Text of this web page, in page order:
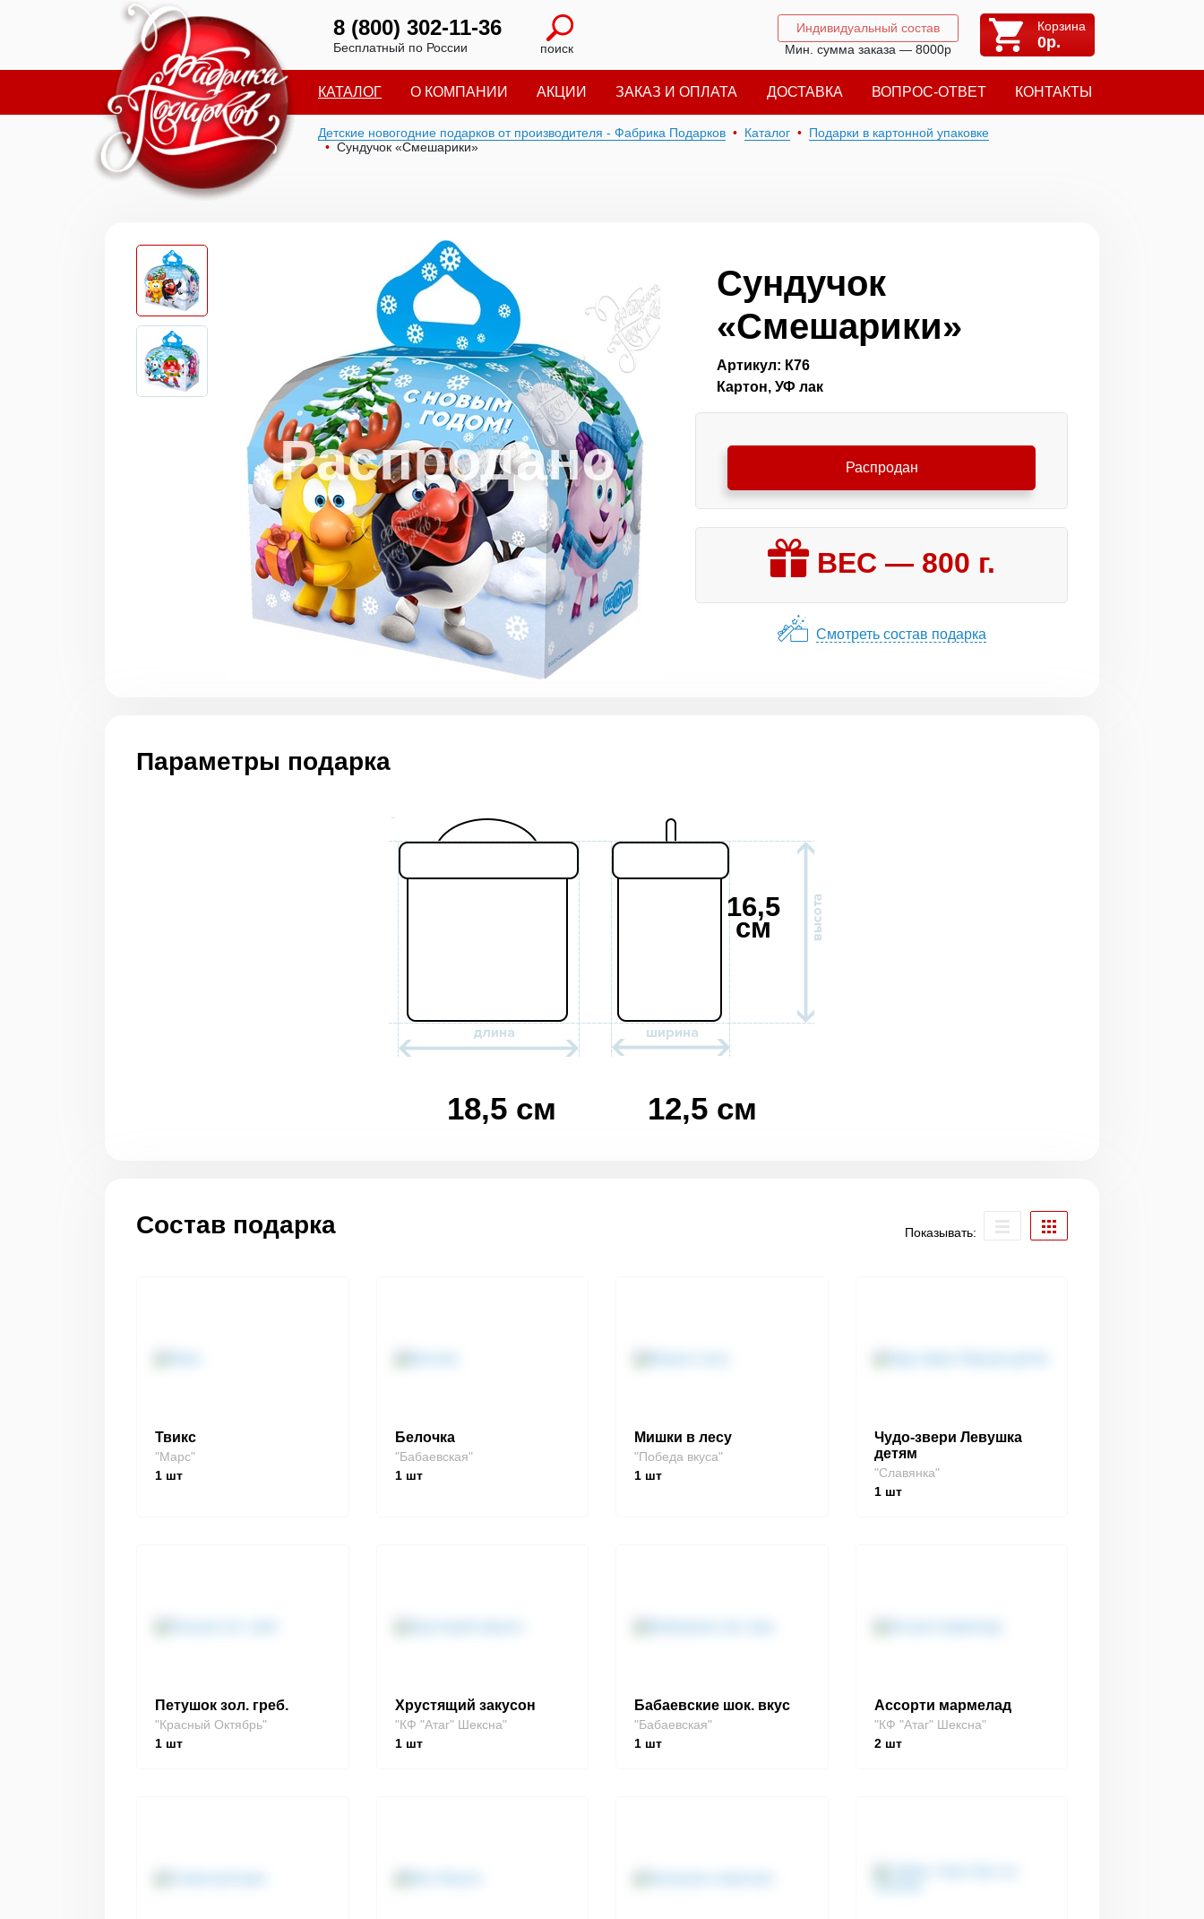
8 (800) 302-11-36
Бесплатный по России поиск
Индивидуальный состав
Мин. сумма заказа — 8000р
Корзина
0р.
КАТАЛОГ О КОМПАНИИ АКЦИИ ЗАКАЗ И ОПЛАТА ДОСТАВКА ВОПРОС-ОТВЕТ КОНТАКТЫ
Детские новогодние подарков от производителя - Фабрика Подарков Каталог
Подарки в картонной упаковке
Сундучок «Смешарики»
Сундучок
«Смешарики»
Артикул: К76
Картон, УФ лак
Распродан
ВЕС — 800 г.
Смотреть состав подарка
Параметры подарка
18,5 см 12,5 см
16,5
см
Состав подарка Показывать:
Твикс
"Марс"
1 шт
Белочка
"Бабаевская"
1шт
Мишки в лесу
"Победа вкуса"
1 шт
Чудо-звери Левушка
детям
"Славянка"
1шт
Петушок зол. греб.
"Красный Октябрь"
1 шт
Хрустящий закусон
"КФ "Атаг" Шексна"
1шт
Бабаевские шок. вкус
"Бабаевская"
1 шт
Ассорти мармелад
"КФ "Атаг" Шексна"
2шт